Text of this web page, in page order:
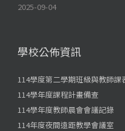
2025-09-04
學校公佈資訊
114學度第二學期班級與教師課
114學年度課程計畫備查
114學年度教師晨會會議記錄
114年度夜間遠距教學會議室